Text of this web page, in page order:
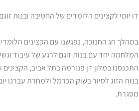
דו יומי לקצינים הלומדים של החטיבה ובנות
במהלך חג החנוכה, נפגשנו עם הקצינים
המלחמה יחד עם בנות זוגם לרגע של עיבוד
התכנסנו במלון דן פנורמה בתל אביב,
בנות הזוג לסיור בשוק הכרמל ולמחרת עברנו
מסגרת.